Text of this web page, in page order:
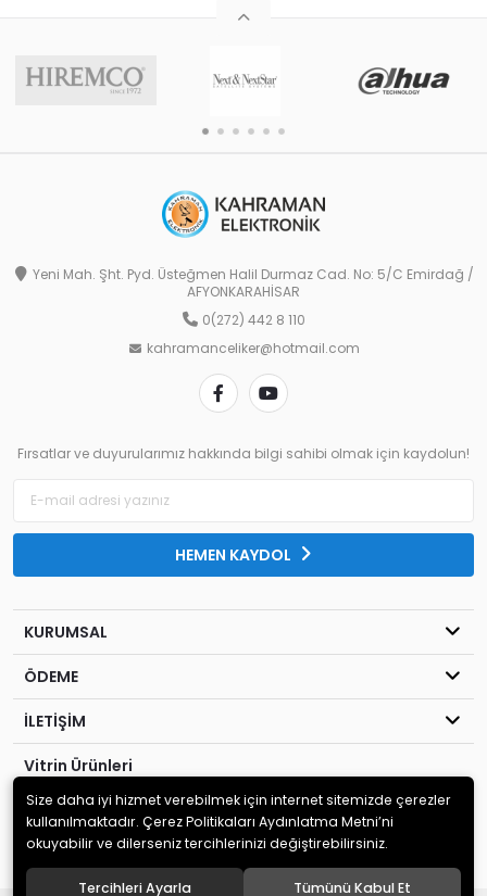
Yeni Mah. Şht. Pyd. Üsteğmen Halil Durmaz Cad. No: 5/C Emirdağ /
AFYONKARAHİSAR
0(272) 442 8 110
kahramanceliker@hotmail.com
Fırsatlar ve duyurularımız hakkında bilgi sahibi olmak için kaydolun!
HEMEN KAYDOL
KURUMSAL
ÖDEME
İLETİŞİM
Vitrin Ürünleri
© 2020Kahraman Elektronik. Tüm hakları saklıdır.
Size daha iyi hizmet verebilmek için internet sitemizde çerezler
kullanılmaktadır. Çerez Politikaları Aydınlatma Metni’ni
okuyabilir ve dilerseniz tercihlerinizi değiştirebilirsiniz.
Tercihleri Ayarla Tümünü Kabul Et